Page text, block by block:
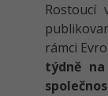
Rostoucí
rámci
týdně